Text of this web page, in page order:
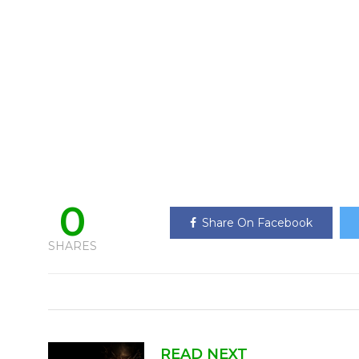
0
SHARES
Share On Facebook
READ NEXT